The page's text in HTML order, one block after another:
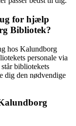
for hjælp
Bibliotek?
hos Kalundborg
personale via
bibliotekets
dig den nødvendige